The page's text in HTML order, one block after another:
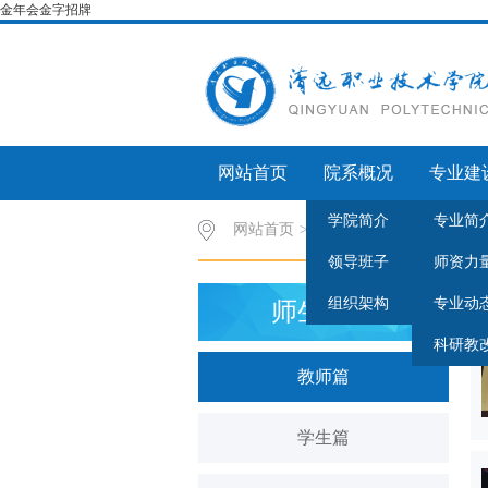
金年会金字招牌
网站首页 院系概况
学院简介
领导班子
组织架构
专业建
专业简
师资力
专业动
科研教
网站首页 > 师生风采 教师篇
师生风采
教师篇
学生篇